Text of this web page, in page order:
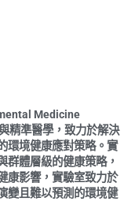
Medicine
精準醫學，致力於解決
環境健康應對策略。實
群體層級的健康策略，
康影響，實驗室致力於
變且難以預測的環境健